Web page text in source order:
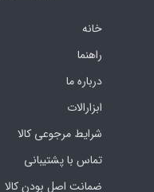
خانه
راهنما
درباره ما
ابزارالات
شرایط مرجوعی کالا
تماس با پشتیبانی
ضمانت اصل بودن کالا